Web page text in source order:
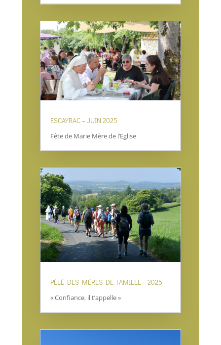
ESCAYRAC – JUIN 2025
Fête de Marie Mère de l’Eglise
PÉLÉ DES MÈRES DE FAMILLE – 2025
« Confiance, il t’appelle »